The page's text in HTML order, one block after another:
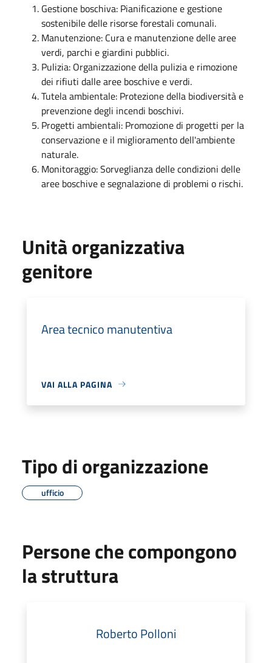
Gestione boschiva: Pianificazione e gestione
sostenibile delle risorse forestali comunali.
Manutenzione: Cura e manutenzione delle aree
verdi, parchi e giardini pubblici.
Pulizia: Organizzazione della pulizia e rimozione
dei rifiuti dalle aree boschive e verdi.
Tutela ambientale: Protezione della biodiversità e
prevenzione degli incendi boschivi.
Progetti ambientali: Promozione di progetti per la
conservazione e il miglioramento dell'ambiente
naturale.
Monitoraggio: Sorveglianza delle condizioni delle
aree boschive e segnalazione di problemi o rischi.
Unità organizzativa
genitore
Area tecnico manutentiva
VAI ALLA PAGINA
Tipo di organizzazione
ufficio
Persone che compongono
la struttura
Roberto Polloni